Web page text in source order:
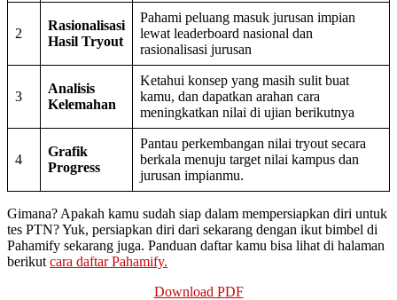
2
Rasionalisasi
Hasil Tryout
Pahami peluang masuk jurusan impian
lewat leaderboard nasional dan
rasionalisasi jurusan
3
Analisis
Kelemahan
Ketahui konsep yang masih sulit buat
kamu, dan dapatkan arahan cara
meningkatkan nilai di ujian berikutnya
4
Grafik
Progress
Pantau perkembangan nilai tryout secara
berkala menuju target nilai kampus dan
jurusan impianmu.
Gimana? Apakah kamu sudah siap dalam mempersiapkan diri untuk
tes PTN? Yuk, persiapkan diri dari sekarang dengan ikut bimbel di
Pahamify sekarang juga. Panduan daftar kamu bisa lihat di halaman
berikut cara daftar Pahamify.
Download PDF